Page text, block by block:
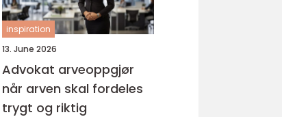
inspiration
13. June 2026
Advokat arveoppgjør
når arven skal fordeles
trygt og riktig